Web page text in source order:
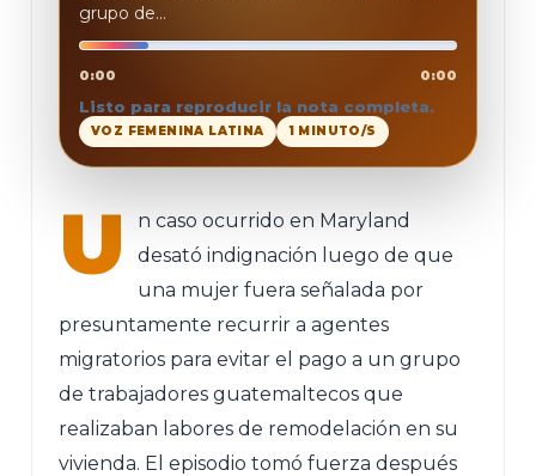
grupo de...
0:00 0:00
Listo para reproducir la nota completa.
VOZ FEMENINA LATINA 1 MINUTO/S
U
n caso ocurrido en Maryland
desató indignación luego de que
una mujer fuera señalada por
presuntamente recurrir a agentes
migratorios para evitar el pago a un grupo
de trabajadores guatemaltecos que
realizaban labores de remodelación en su
vivienda. El episodio tomó fuerza después